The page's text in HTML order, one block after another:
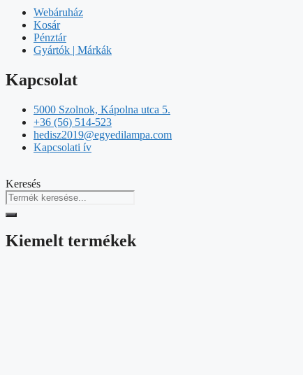
Webáruház
Kosár
Pénztár
Gyártók | Márkák
Kapcsolat
5000 Szolnok, Kápolna utca 5.
+36 (56) 514-523
hedisz2019@egyedilampa.com
Kapcsolati ív
Keresés
Kiemelt termékek